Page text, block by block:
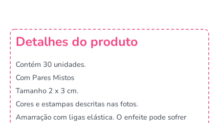
Detalhes do produto
Contém 30 unidades.
Com Pares Mistos
Tamanho 2 x 3 cm.
Cores e estampas descritas nas fotos.
Amarração com ligas elástica. O enfeite pode sofrer